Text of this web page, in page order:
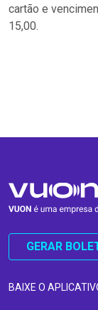
cartão e
15,00.
GERAR
BAIXE O